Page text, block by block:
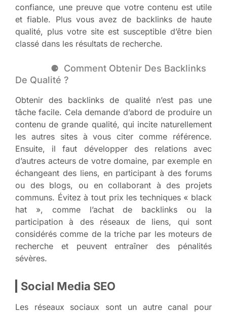
confiance, une preuve que votre contenu est utile
et fiable. Plus vous avez de backlinks de haute
qualité, plus votre site est susceptible d’être bien
classé dans les résultats de recherche.
Comment Obtenir Des Backlinks
De Qualité ?
Obtenir des backlinks de qualité n’est pas une
tâche facile. Cela demande d’abord de produire un
contenu de grande qualité, qui incite naturellement
les autres sites à vous citer comme référence.
Ensuite, il faut développer des relations avec
d’autres acteurs de votre domaine, par exemple en
échangeant des liens, en participant à des forums
ou des blogs, ou en collaborant à des projets
communs. Évitez à tout prix les techniques « black
hat », comme l’achat de backlinks ou la
participation à des réseaux de liens, qui sont
considérés comme de la triche par les moteurs de
recherche et peuvent entraîner des pénalités
sévères.
Social Media SEO
Les réseaux sociaux sont un autre canal pour